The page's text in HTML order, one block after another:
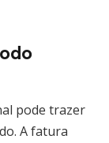
pode trazer
A fatura